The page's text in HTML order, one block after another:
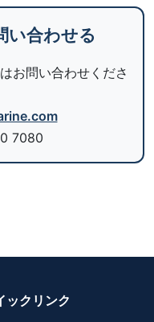
い合わせる
お問い合わせくださ
7080
ックリンク